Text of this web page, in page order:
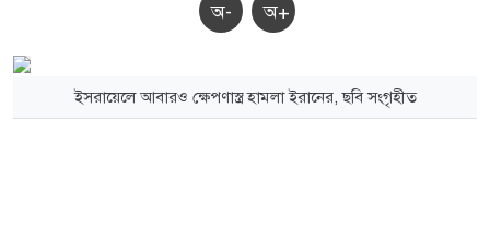
অ- অ+
ইসরায়েলে আবারও ক্ষেপণাস্ত্র হামলা ইরানের, ছবি সংগৃহীত